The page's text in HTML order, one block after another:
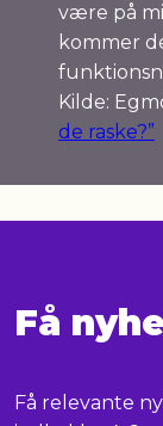
være på
kommer
Kilde:
de raske?”
Få
Få relevante